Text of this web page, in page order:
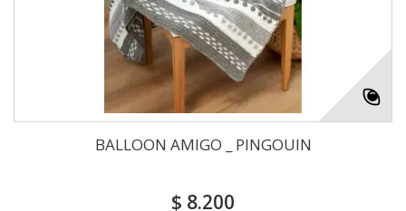
BALLOON AMIGO _ PINGOUIN
$ 8.200